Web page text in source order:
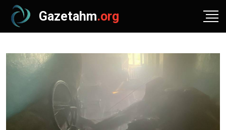
Gazetahm.org